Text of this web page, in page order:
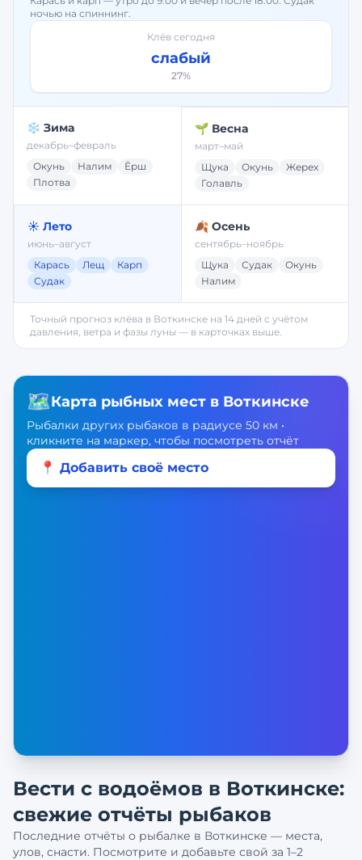
ночью на спиннинг.
Клёв сегодня
слабый
27%
❄️ Зима
декабрь–февраль
Окунь
Налим
Ёрш
Плотва
🌱 Весна
март–май
Щука
Окунь
Жерех
Голавль
☀️ Лето
июнь–август
Карась
Лещ
Карп
Судак
🍂 Осень
сентябрь–ноябрь
Щука
Судак
Окунь
Налим
Точный прогноз клёва в Воткинске на 14 дней с учётом
давления, ветра и фазы луны — в карточках выше.
🗺️Карта рыбных мест в Воткинске
Рыбалки других рыбаков в радиусе 50 км •
кликните на маркер, чтобы посмотреть отчёт
📍 Добавить своё место
Вести с водоёмов в Воткинске:
свежие отчёты рыбаков
Последние отчёты о рыбалке в Воткинске — места,
улов, снасти. Посмотрите и добавьте свой за 1–2